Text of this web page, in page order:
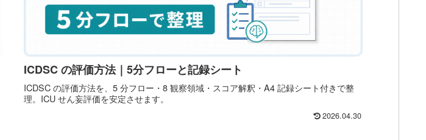
ICDSC の評価方法｜5分フローと記録シート
ICDSC の評価方法を、5 分フロー・8 観察領域・スコア解釈・A4 記録シート付きで整
理。ICU せん妄評価を安定させます。
2026.04.30